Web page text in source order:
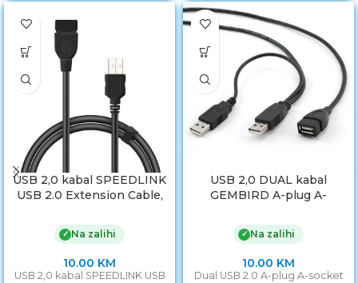
USB 2,0 kabal SPEEDLINK
USB 2.0 Extension Cable,
170208-BK
✓ Na zalihi
10.00 KM
USB 2,0 kabal SPEEDLINK USB
USB 2,0 DUAL kabal
GEMBIRD A-plug A-
AMAF-6
✓ Na zalihi
10.00 KM
Dual USB 2.0 A-plug A-socket